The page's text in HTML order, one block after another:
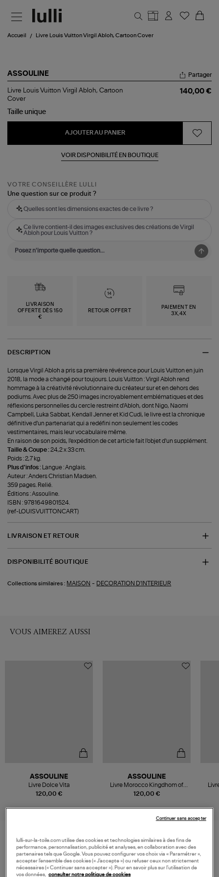
Accueil Livre Louis Vuitton Virgil Abloh, Cartoon Cover
ASSOULINE
Livre
Louis
Virgil
Abloh,
Partager
Livre Louis Vuitton Virgil Abloh, Cartoon
Cover
140,00 €
Taille unique
AJOUTER AU PANIER
VOIR DISPONIBILITÉ EN BOUTIQUE
VOTRE CONSEILLÈRE LULLI
Une question sur ce produit ?
Quelles sont les dimensions exactes de ce livre ?
Ce livre contient-il des images exclusives des créations de Virgil
Abloh pour Louis Vuitton ?
LIVRAISON
OFFERTE DÈS 150
€
RETOUR OFFERT
PAIEMENT EN
3X,4X
DESCRIPTION
Lorsque Virgil Abloh a pris sa première révérence pour Louis Vuitton en juin
2018, la mode a changé pour toujours. Louis Vuitton : Virgil Abloh rend
hommage à la créativité révolutionnaire du créateur sur et en dehors des
podiums. Avec plus de 250 images incroyablement emblématiques et des
réflexions personnelles du cercle restreint d'Abloh, dont Nigo, Naomi
Campbell, Luka Sabbat, Kendall Jenner et Kid Cudi, le livre est la chronique
définitive d'un partenariat qui a redéfini non seulement les codes
vestimentaires, mais leur vocabulaire même.
En raison de son poids, l'expédition de cet article fait l'objet d'un supplément.
Taille & Coupe :24,2 x 33 cm.
Poids : 2,7 kg.
Plus d'infos :
Langue : Anglais.
Auteur : Anders Christian Madsen.
359 pages. Relié.
Éditions : Assouline.
ISBN : 9781649801524.
(ref-LOUISVUITTONCART)
LIVRAISON ET RETOUR
DISPONIBILITÉ BOUTIQUE
Collections similaires : MAISON - DECORATION D'INTERIEUR
VOUS AIMEREZ AUSSI
120,00 €
ASSOULINE
Livre Dolce Vita
120,00 €
ASSOULINE
Livre Morocco Kingdhom of
Light
VOS DERNIERS PRODUITS VUS
lulli-sur-la-toile.com utilise des cookies et technologies similaires à des fins de
performance, personnalisation, publicité et analyses, en collaboration avec des
partenaires tels que Google. Vous pouvez configurer vos choix via « Paramétrer »,
accepter l’ensemble des cookies (« J’accepte ») ou refuser ceux non strictement
nécessaires (« Continuer sans accepter »). Pour en savoir plus sur l’utilisation de
vos données, consulter notre politique de cookies
Continuer sans accepter